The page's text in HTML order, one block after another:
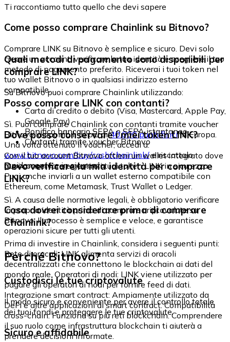
Ti raccontiamo tutto quello che devi sapere
Come posso comprare Chainlink su Bitnovo?
Comprare LINK su Bitnovo è semplice e sicuro. Devi solo
creare un account, verificare la tua identità e scegliere il tuo
metodo di pagamento preferito. Riceverai i tuoi token nel
tuo wallet Bitnovo o in qualsiasi indirizzo esterno
compatibile.
Quali metodi di pagamento sono disponibili per
comprare LINK?
Su Bitnovo puoi comprare Chainlink utilizzando:
Carta di credito o debito (Visa, Mastercard, Apple Pay,
Google Pay)
Bonifico bancario SEPA o SEPA istantaneo
Contanti tramite voucher Bitnovo
Posso comprare LINK con contanti?
Sì. Puoi comprare Chainlink con contanti tramite voucher
Bitnovo, disponibili in più di40.000 punti fisiciin Europa.
Una volta ottenuto il voucher, accedi a:
www.bitnovo.com/buy/cash/chainlink/e riscattalo
rapidamente e in sicurezza.
Dove posso conservare i miei token LINK?
Con il tuo account Bitnovo ottieni un wallet integrato dove
puoi conservare e gestire i tuoi token LINK in sicurezza.
Puoi anche inviarli a un wallet esterno compatibile con
Ethereum, come Metamask, Trust Wallet o Ledger.
Devo verificare la mia identità per comprare
LINK?
Sì. A causa delle normative legali, è obbligatorio verificare
la propria identità prima di comprare criptovalute su
Bitnovo. Il processo è semplice e veloce, e garantisce
operazioni sicure per tutti gli utenti.
Cosa dovrei considerare prima di comprare
Chainlink?
Prima di investire in Chainlink, considera i seguenti punti:
Rete di oracoli: LINK alimenta servizi di oracoli
decentralizzati che connettono le blockchain ai dati del
mondo reale. Operatori di nodi: LINK viene utilizzato per
pagare gli operatori di nodi per fornire feed di dati.
Integrazione smart contract: Ampiamente utilizzato da
DeFi e altre applicazioni di smart contract. Compatibilità
cross-chain: Funziona su più reti blockchain. Comprendere
il suo ruolo come infrastruttura blockchain ti aiuterà a
prendere decisioni informate.
Perché Bitnovo?
Custodisci le tue criptovalute
Il modo sicuro e conveniente per avere il controllo totale
dei tuoi fondi e proteggere le tue criptovalute.
Sicuro e affidabile